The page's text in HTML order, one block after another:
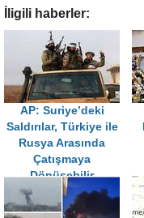
İligili haberler:
AP: Suriye’deki
Saldırılar, Türkiye ile
Rusya Arasında
Çatışmaya
Dönüşebilir